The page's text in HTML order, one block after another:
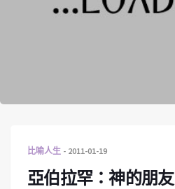
比喻人生 2011-01-19
亞伯拉罕：神的朋友